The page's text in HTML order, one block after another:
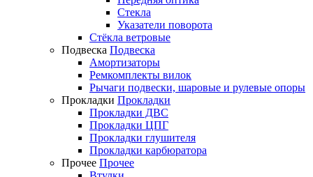
Стекла
Указатели поворота
Стёкла ветровые
Подвеска Подвеска
Амортизаторы
Ремкомплекты вилок
Рычаги подвески, шаровые и рулевые опоры
Прокладки Прокладки
Прокладки ДВС
Прокладки ЦПГ
Прокладки глушителя
Прокладки карбюратора
Прочее Прочее